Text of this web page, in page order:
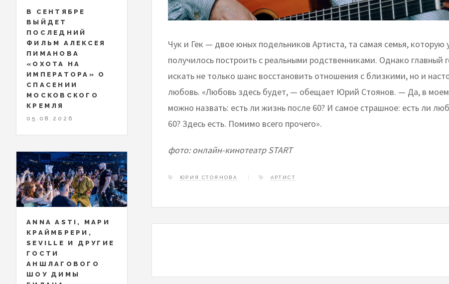
Чук и Гек — двое юных подельников Артиста, та самая семья, которую
получилось построить с реальными родственниками. Однако главный
искать не только шанс восстановить отношения с близкими, но и
любовь. «Любовь здесь будет, — обещает Юрий Стоянов. — Да, в моем
можно назвать: есть ли жизнь после 60? И самое страшное: есть ли
60? Здесь есть. Помимо всего прочего».
фото: онлайн-кинотеатр START
ЮРИЯ СТОЯНОВА АРТИСТ
В СЕНТЯБРЕ
ВЫЙДЕТ
ПОСЛЕДНИЙ
ФИЛЬМ АЛЕКСЕЯ
ПИМАНОВА
«ОХОТА НА
ИМПЕРАТОРА» О
СПАСЕНИИ
МОСКОВСКОГО
КРЕМЛЯ
05.08.2026
ANNA ASTI, МАРИ
КРАЙМБРЕРИ,
SEVILLE И ДРУГИЕ
ГОСТИ
АНШЛАГОВОГО
ШОУ ДИМЫ